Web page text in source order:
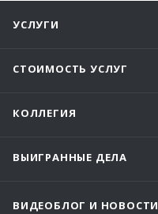
УСЛУГИ
СТОИМОСТЬ УСЛУГ
КОЛЛЕГИЯ
ВЫИГРАННЫЕ ДЕЛА
ВИДЕОБЛОГ И НОВОСТИ